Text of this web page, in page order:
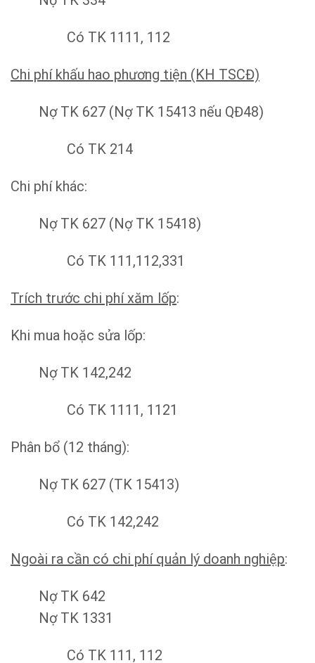
Có TK 1111, 112
Chi phí khấu hao phương tiện (KH TSCĐ)
Nợ TK 627 (Nợ TK 15413 nếu QĐ48)
Có TK 214
Chi phí khác:
Nợ TK 627 (Nợ TK 15418)
Có TK 111,112,331
Trích trước chi phí xăm lốp:
Khi mua hoặc sửa lốp:
Nợ TK 142,242
Có TK 1111, 1121
Phân bổ (12 tháng):
Nợ TK 627 (TK 15413)
Có TK 142,242
Ngoài ra cần có chi phí quản lý doanh nghiệp:
Nợ TK 642
Nợ TK 1331
Có TK 111, 112